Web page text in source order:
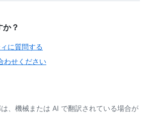
か？
に質問する
わせください
、機械または AI で翻訳されている場合が